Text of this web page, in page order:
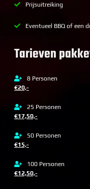
Prijsuitreiking
Eventueel BBQ of een
Tarieven
8 Personen
€20,-
25 Personen
€17,50,-
50 Personen
€15,-
100 Personen
€12,50,-